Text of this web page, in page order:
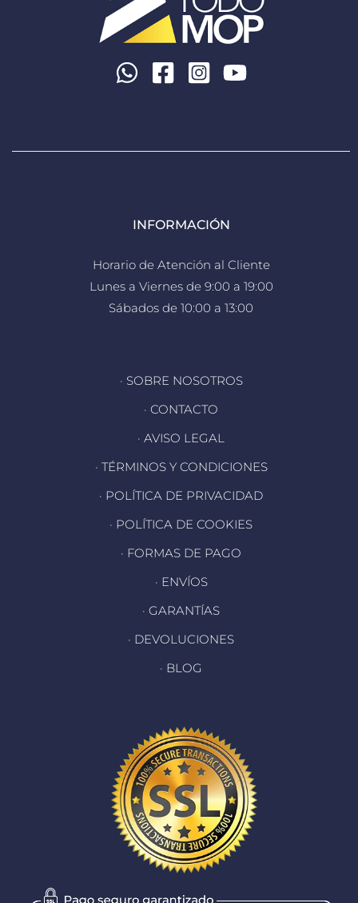
INFORMACIÓN
Horario de Atención al Cliente
Lunes a Viernes de 9:00 a 19:00
Sábados de 10:00 a 13:00
· SOBRE NOSOTROS
· CONTACTO
· AVISO LEGAL
· TÉRMINOS Y CONDICIONES
· POLÍTICA DE PRIVACIDAD
· POLÍTICA DE COOKIES
· FORMAS DE PAGO
· ENVÍOS
· GARANTÍAS
· DEVOLUCIONES
· BLOG